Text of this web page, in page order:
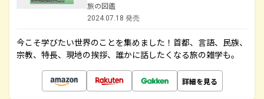
旅の図鑑
2024.07.18 発売
今こそ学びたい世界のことを集めました！首都、言語、民族、
宗教、特長、現地の挨拶、誰かに話したくなる旅の雑学も。
詳細を見る